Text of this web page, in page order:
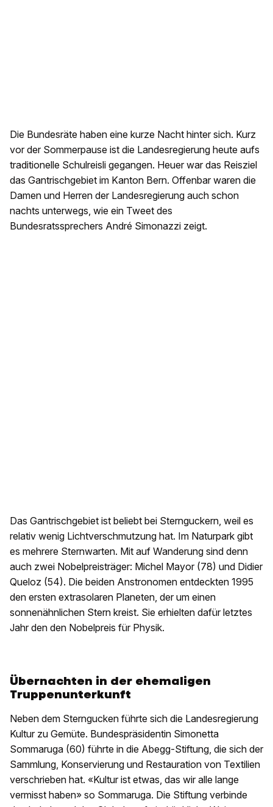
Die Bundesräte haben eine kurze Nacht hinter sich. Kurz
vor der Sommerpause ist die Landesregierung heute aufs
traditionelle Schulreisli gegangen. Heuer war das Reisziel
das Gantrischgebiet im Kanton Bern. Offenbar waren die
Damen und Herren der Landesregierung auch schon
nachts unterwegs, wie ein Tweet des
Bundesratssprechers André Simonazzi zeigt.
Das Gantrischgebiet ist beliebt bei Sternguckern, weil es
relativ wenig Lichtverschmutzung hat. Im Naturpark gibt
es mehrere Sternwarten. Mit auf Wanderung sind denn
auch zwei Nobelpreisträger: Michel Mayor (78) und Didier
Queloz (54). Die beiden Anstronomen entdeckten 1995
den ersten extrasolaren Planeten, der um einen
sonnenähnlichen Stern kreist. Sie erhielten dafür letztes
Jahr den den Nobelpreis für Physik.
Übernachten in der ehemaligen
Truppenunterkunft
Neben dem Sterngucken führte sich die Landesregierung
Kultur zu Gemüte. Bundespräsidentin Simonetta
Sommaruga (60) führte in die Abegg-Stiftung, die sich der
Sammlung, Konservierung und Restauration von Textilien
verschrieben hat. «Kultur ist etwas, das wir alle lange
vermisst haben» so Sommaruga. Die Stiftung verbinde